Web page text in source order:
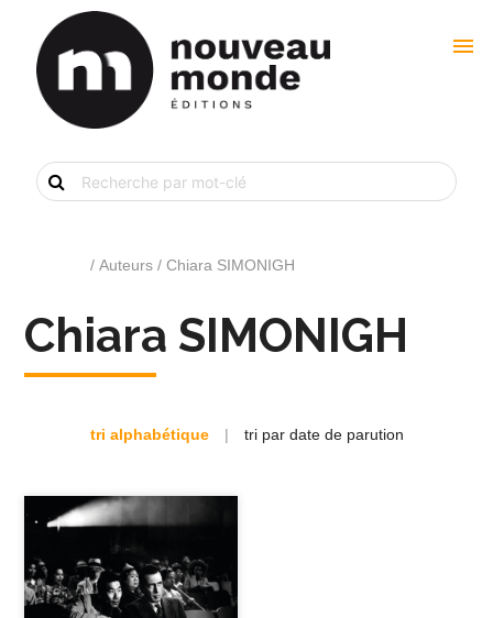
menu
Recherche
de
livre
/ Auteurs / Chiara SIMONIGH
Chiara SIMONIGH
tri alphabétique | tri par date de parution